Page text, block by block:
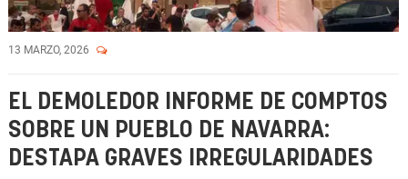
13 MARZO, 2026
EL DEMOLEDOR INFORME DE COMPTOS
SOBRE UN PUEBLO DE NAVARRA:
DESTAPA GRAVES IRREGULARIDADES